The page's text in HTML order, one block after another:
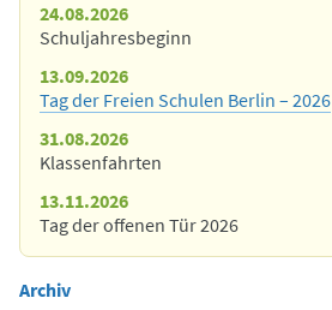
24.08.2026
Schuljahresbeginn
13.09.2026
Tag der Freien Schulen Berlin – 2026
31.08.2026
Klassenfahrten
13.11.2026
Tag der offenen Tür 2026
Archiv